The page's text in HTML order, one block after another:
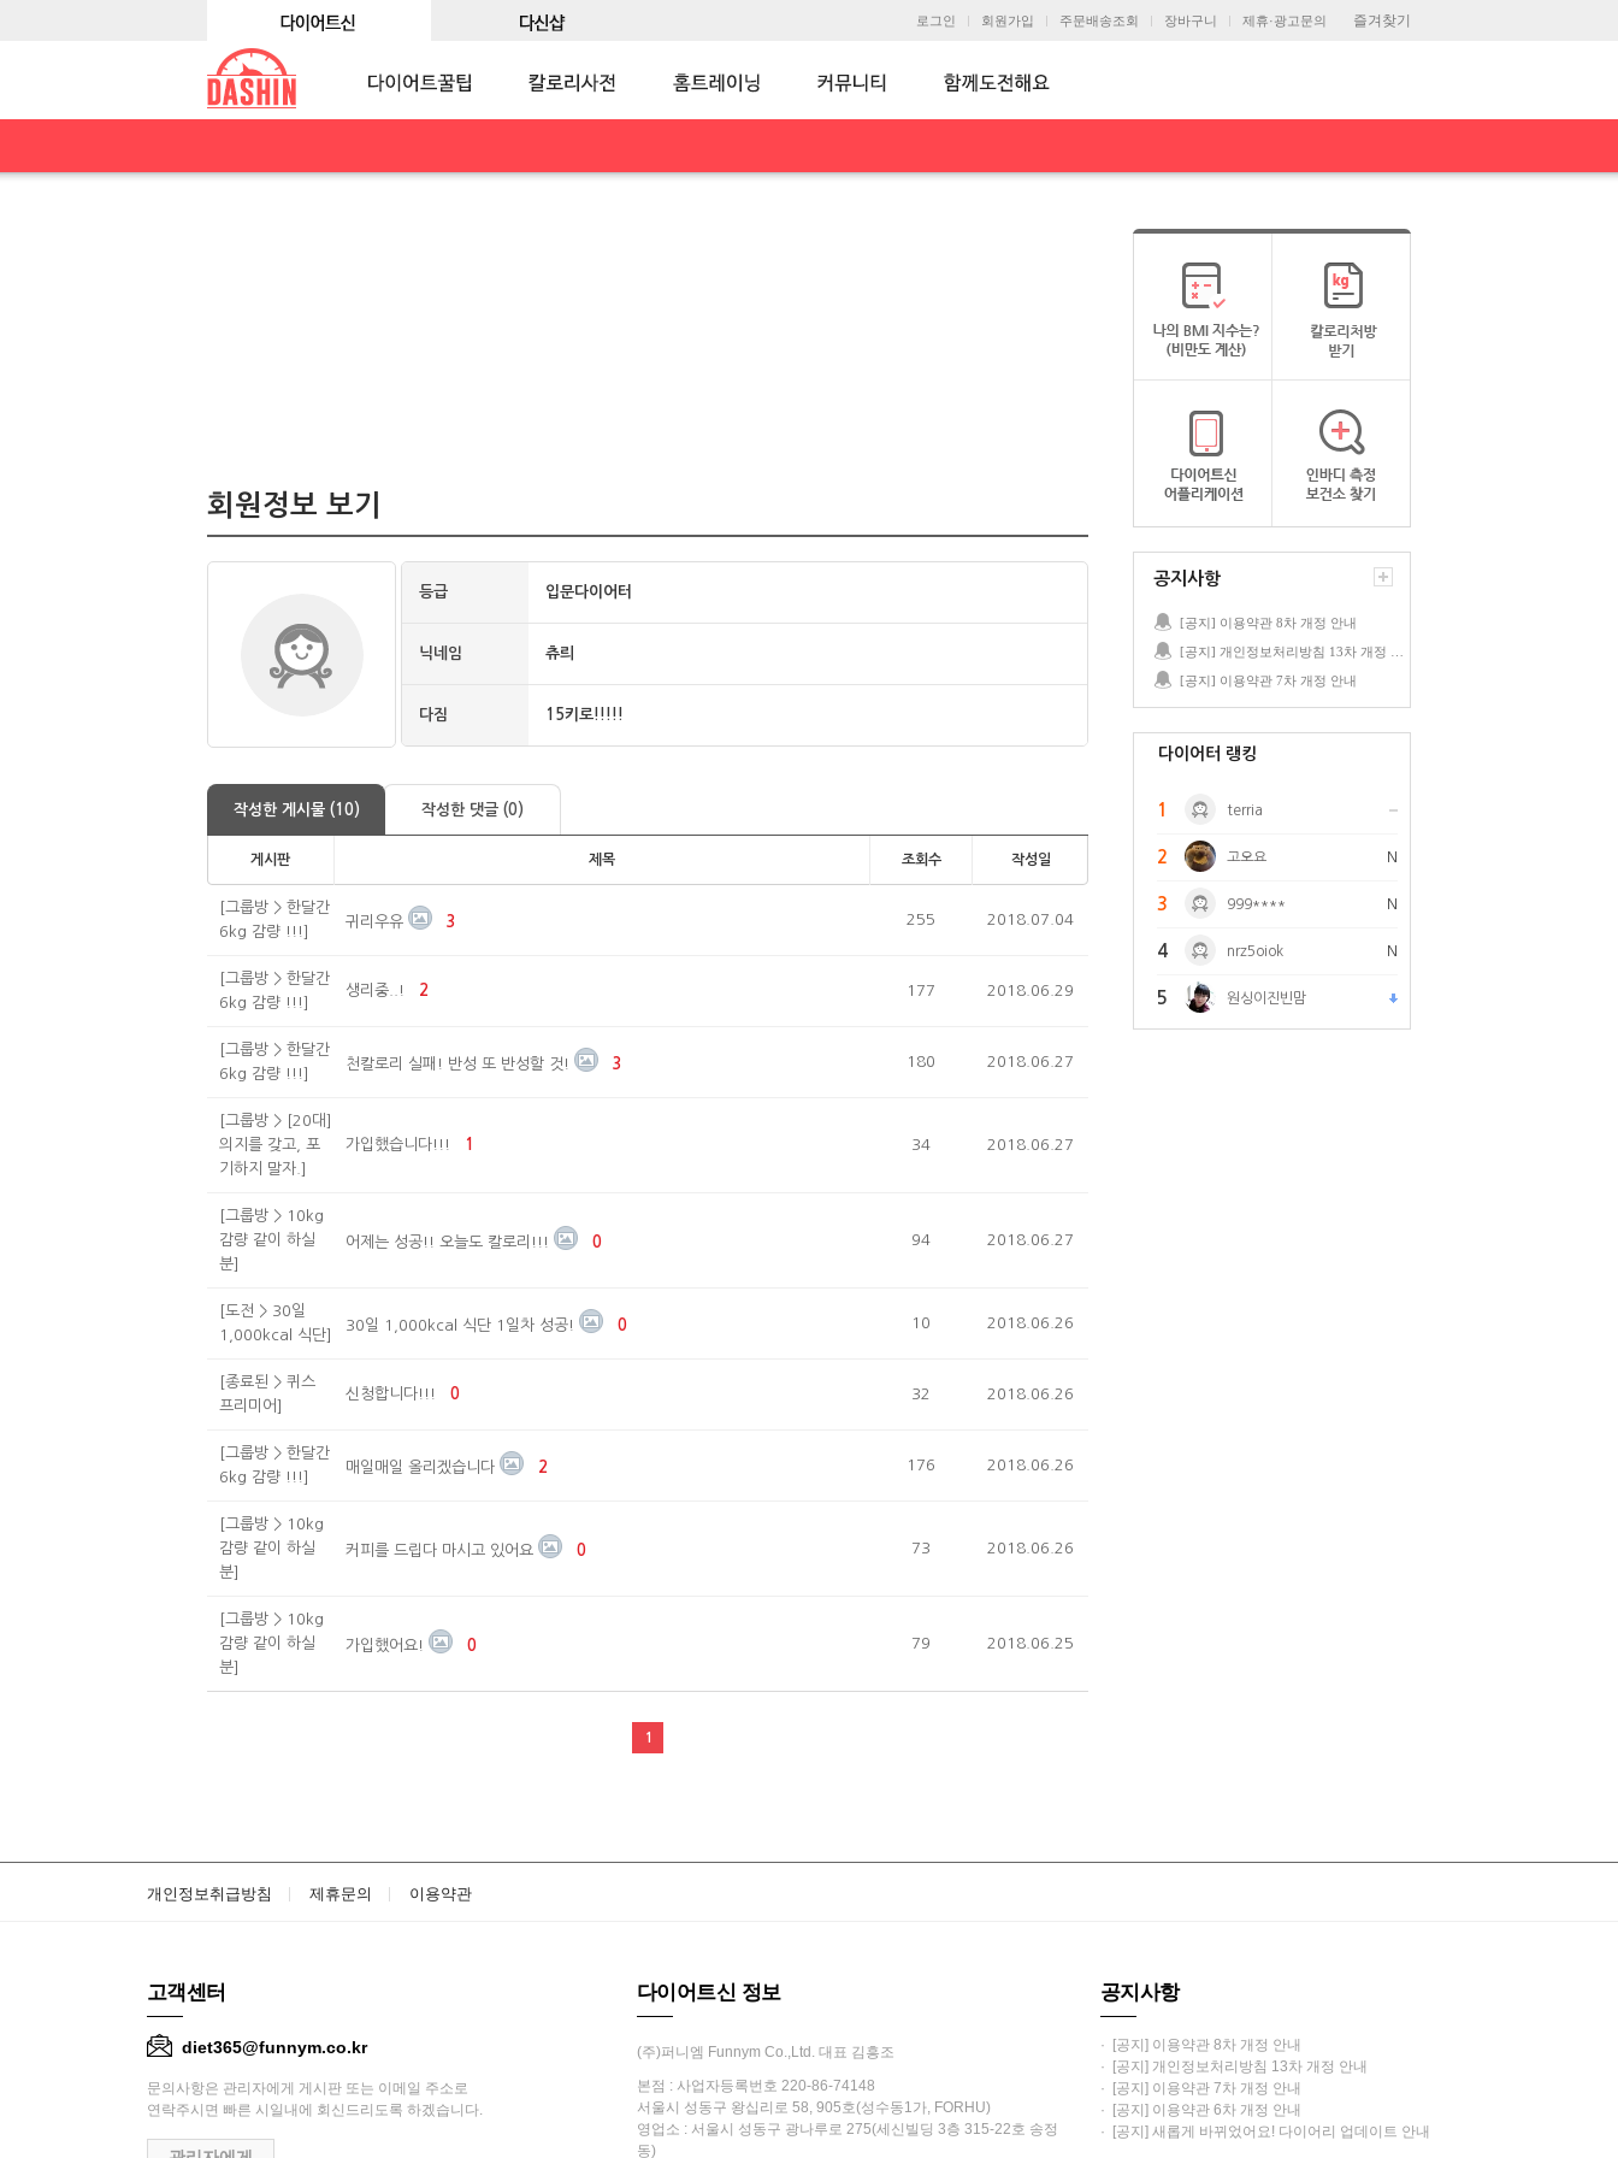
즐겨찾기
로그인 회원가입 주문배송조회 장바구니 제휴·광고문의
회원정보 보기
등급 입문다이어터
닉네임 츄릐
다짐 15키로!!!!!
작성한 게시물 (10) 작성한 댓글 (0)
게시판 제목 조회수 작성일
[그룹방 > 한달간
6kg 감량 !!!]
귀리우유 3 255 2018.07.04
[그룹방 > 한달간
6kg 감량 !!!]
생리중..! 2 177 2018.06.29
[그룹방 > 한달간
6kg 감량 !!!]
천칼로리 실패! 반성 또 반성할 것! 3 180 2018.06.27
[그룹방 > [20대]
의지를 갖고, 포
기하지 말자.]
가입했습니다!!! 1 34 2018.06.27
[그룹방 > 10kg
감량 같이 하실
분]
어제는 성공!! 오늘도 칼로리!!! 0 94 2018.06.27
[도전 > 30일
1,000kcal 식단]
30일 1,000kcal 식단 1일차 성공! 0 10 2018.06.26
[종료된 > 퀴스
프리미어]
신청합니다!!! 0 32 2018.06.26
[그룹방 > 한달간
6kg 감량 !!!]
매일매일 올리겠습니다 2 176 2018.06.26
[그룹방 > 10kg
감량 같이 하실
분]
커피를 드립다 마시고 있어요 0 73 2018.06.26
[그룹방 > 10kg
감량 같이 하실
분]
가입했어요! 0 79 2018.06.25
1
공지사항
[공지] 이용약관 8차 개정 안내
[공지] 이용약관 7차 개정 안내
다이어터 랭킹
1 terria
2 고오요 N
3 999**** N
4 nrz5oiok N
5 원싱이진빈맘
개인정보취급방침 제휴문의 이용약관
고객센터
diet365@funnym.co.kr
문의사항은 관리자에게 게시판 또는 이메일 주소로
연락주시면 빠른 시일내에 회신드리도록 하겠습니다.
다이어트신 정보
(주)퍼니엠 Funnym Co.,Ltd. 대표 김흥조
본점 : 사업자등록번호 220-86-74148
서울시 성동구 왕십리로 58, 905호(성수동1가, FORHU)
영업소 : 서울시 성동구 광나루로 275(세신빌딩 3층 315-22호 송정
동)
공지사항
· [공지] 이용약관 8차 개정 안내
· [공지] 개인정보처리방침 13차 개정 안내
· [공지] 이용약관 7차 개정 안내
· [공지] 이용약관 6차 개정 안내
· [공지] 새롭게 바뀌었어요! 다이어리 업데이트 안내